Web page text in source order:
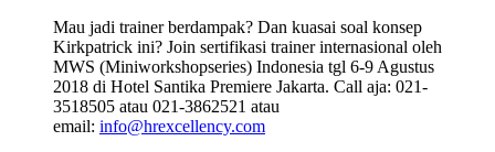
Mau jadi trainer berdampak? Dan kuasai soal konsep
Kirkpatrick ini? Join sertifikasi trainer internasional oleh
MWS (Miniworkshopseries) Indonesia tgl 6-9 Agustus
2018 di Hotel Santika Premiere Jakarta. Call aja: 021-
3518505 atau 021-3862521 atau
email: info@hrexcellency.com